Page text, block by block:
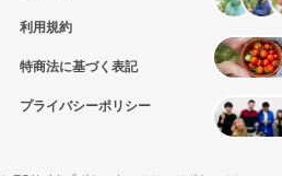
利用規約
特商法に基づく表記
プライバシーポリシー